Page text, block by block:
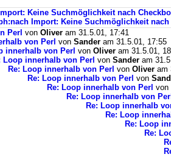
Keine Suchmöglichkeit nach
Import: Keine Suchmöglichkeit nach
Perl von Oliver am 31.5.01, 17:41
von Perl von Sander am 31.5.01, 17:55
innerhalb von Perl von Oliver am 31.5.01,
Loop innerhalb von Perl von Sander am
Re: Loop innerhalb von Perl von Oliver am
Re: Loop innerhalb von Perl von
Re: Loop innerhalb von Perl von
Re: Loop innerhalb von
Re: Loop innerhalb
Re: Loop
Re: Loop
Re: